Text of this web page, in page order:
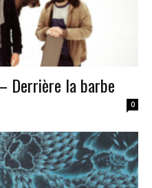
– Derrière la barbe
0